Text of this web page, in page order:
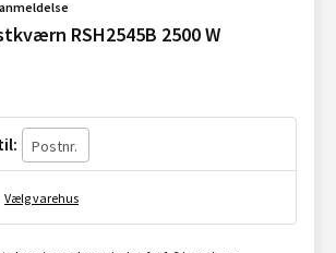
RSH2545B 2500 W
Vælg varehus